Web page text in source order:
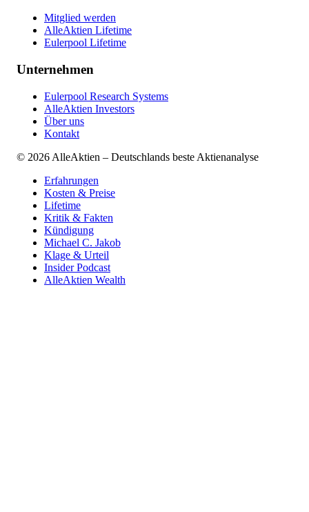
Mitglied werden
AlleAktien Lifetime
Eulerpool Lifetime
Unternehmen
Eulerpool Research Systems
AlleAktien Investors
Über uns
Kontakt
© 2026 AlleAktien – Deutschlands beste Aktienanalyse
Erfahrungen
Kosten & Preise
Lifetime
Kritik & Fakten
Kündigung
Michael C. Jakob
Klage & Urteil
Insider Podcast
AlleAktien Wealth